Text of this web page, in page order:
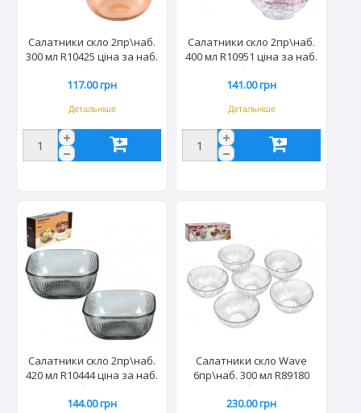
Салатники скло 2пр\наб.
300 мл R10425 ціна за наб.
(48наб/ящ) 2442
117.00 грн
Детальніше
Салатники скло 2пр\наб.
400 мл R10951 ціна за наб.
(36наб/ящ) 1766
141.00 грн
Детальніше
Салатники скло 2пр\наб.
420 мл R10444 ціна за наб.
(36наб/ящ) 2534
144.00 грн
Салатники скло Wave
6пр\наб. 300 мл R89180
ціна за наб. (16наб/ящ)
7949
230.00 грн